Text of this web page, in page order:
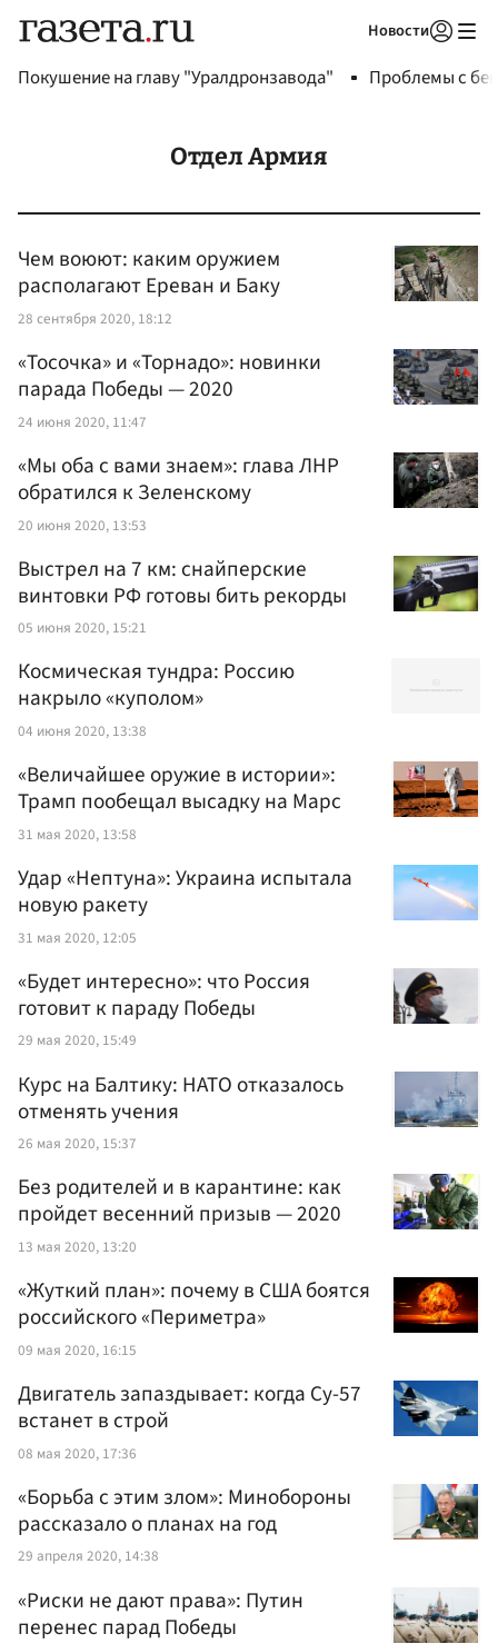
Новости
Покушение на главу "Уралдронзавода" Проблемы с
Отдел Армия
Чем воюют: каким оружием
располагают Ереван и Баку
28 сентября 2020, 18:12
«Тосочка» и «Торнадо»: новинки
парада Победы — 2020
24 июня 2020, 11:47
«Мы оба с вами знаем»: глава ЛНР
обратился к Зеленскому
20 июня 2020, 13:53
Выстрел на 7 км: снайперские
винтовки РФ готовы бить рекорды
05 июня 2020, 15:21
Космическая тундра: Россию
накрыло «куполом»
04 июня 2020, 13:38
«Величайшее оружие в истории»:
Трамп пообещал высадку на Марс
31 мая 2020, 13:58
Удар «Нептуна»: Украина испытала
новую ракету
31 мая 2020, 12:05
«Будет интересно»: что Россия
готовит к параду Победы
29 мая 2020, 15:49
Курс на Балтику: НАТО отказалось
отменять учения
26 мая 2020, 15:37
Без родителей и в карантине: как
пройдет весенний призыв — 2020
13 мая 2020, 13:20
«Жуткий план»: почему в США боятся
российского «Периметра»
09 мая 2020, 16:15
Двигатель запаздывает: когда Су-57
встанет в строй
08 мая 2020, 17:36
«Борьба с этим злом»: Минобороны
рассказало о планах на год
29 апреля 2020, 14:38
«Риски не дают права»: Путин
перенес парад Победы